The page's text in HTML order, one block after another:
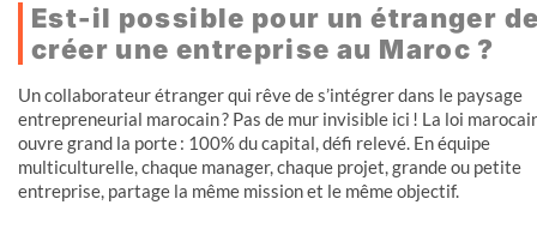
Est-il possible pour un étranger
créer une entreprise au Maroc ?
Un collaborateur étranger qui rêve de s’intégrer dans le paysage
entrepreneurial marocain ? Pas de mur invisible ici ! La loi
ouvre grand la porte : 100% du capital, défi relevé. En équipe
multiculturelle, chaque manager, chaque projet, grande ou petite
entreprise, partage la même mission et le même objectif.